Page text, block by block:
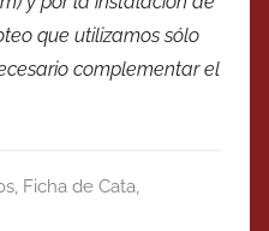
que utilizamos sólo
complementar el
, Ficha de Cata,